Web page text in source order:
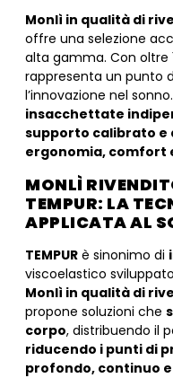
Monlì in qualità di
offre una selezione
alta gamma. Con oltre
rappresenta un punto
l’innovazione nel
insacchettate
supporto calibrato e
ergonomia, comfort
MONLÌ
TEMPUR: LA
APPLICATA AL
TEMPUR è sinonimo di
viscoelastico
Monlì in qualità di
propone soluzioni che
corpo, distribuendo il
riducendo i punti di
profondo, continuo